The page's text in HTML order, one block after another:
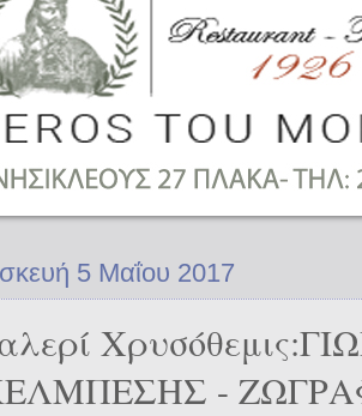
5 Μαΐου 2017
-